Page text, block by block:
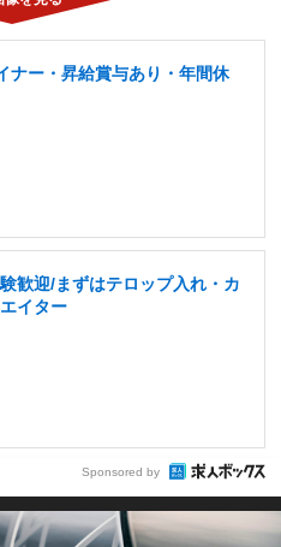
ナー・昇給賞与あり・年間休
歓迎/まずはテロップ入れ・カ
イター
Sponsored by